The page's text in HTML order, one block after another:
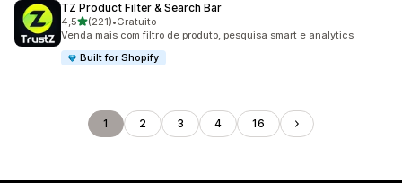
TZ Product Filter & Search Bar
4,5de 5 estrelas
(221)
221 total de avaliações
•Gratuito
Venda mais com filtro de produto, pesquisa smart e analytics
Built for Shopify
1 2 3 4 16